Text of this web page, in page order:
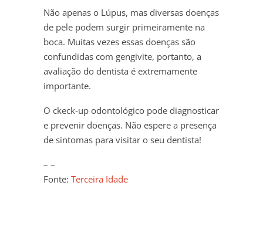
Não apenas o Lúpus, mas diversas doenças
de pele podem surgir primeiramente na
boca. Muitas vezes essas doenças são
confundidas com gengivite, portanto, a
avaliação do dentista é extremamente
importante.
O ckeck-up odontológico pode diagnosticar
e prevenir doenças. Não espere a presença
de sintomas para visitar o seu dentista!
– –
Fonte: Terceira Idade